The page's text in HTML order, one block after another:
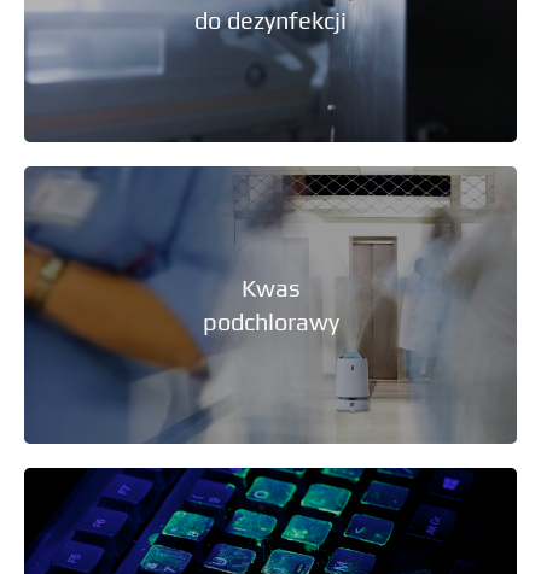
do dezynfekcji
Kwas
podchlorawy